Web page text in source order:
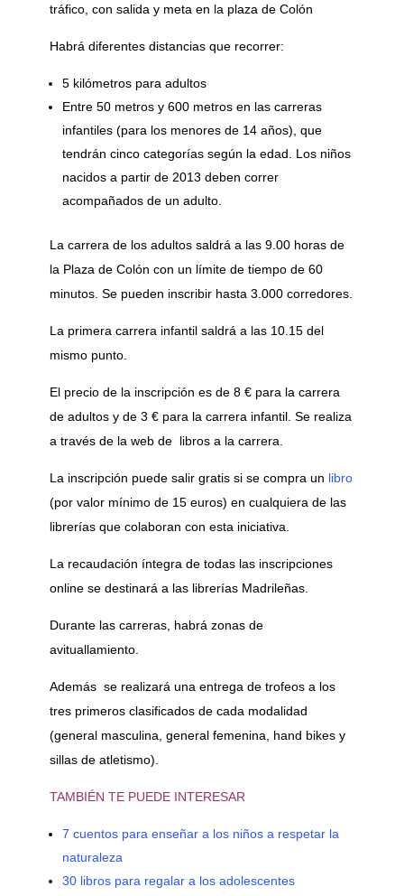
tráfico, con salida y meta en la plaza de Colón
Habrá diferentes distancias que recorrer:
5 kilómetros para adultos
Entre 50 metros y 600 metros en las carreras
infantiles (para los menores de 14 años), que
tendrán cinco categorías según la edad. Los niños
nacidos a partir de 2013 deben correr
acompañados de un adulto.
La carrera de los adultos saldrá a las 9.00 horas de
la Plaza de Colón con un límite de tiempo de 60
minutos. Se pueden inscribir hasta 3.000 corredores.
La primera carrera infantil saldrá a las 10.15 del
mismo punto.
El precio de la inscripción es de 8 € para la carrera
de adultos y de 3 € para la carrera infantil. Se realiza
a través de la web de libros a la carrera.
La inscripción puede salir gratis si se compra un libro
(por valor mínimo de 15 euros) en cualquiera de las
librerías que colaboran con esta iniciativa.
La recaudación íntegra de todas las inscripciones
online se destinará a las librerías Madrileñas.
Durante las carreras, habrá zonas de
avituallamiento.
Además se realizará una entrega de trofeos a los
tres primeros clasificados de cada modalidad
(general masculina, general femenina, hand bikes y
sillas de atletismo).
TAMBIÉN TE PUEDE INTERESAR
7 cuentos para enseñar a los niños a respetar la
naturaleza
30 libros para regalar a los adolescentes